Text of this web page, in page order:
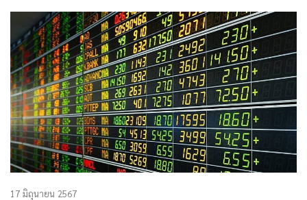
17 มิถุนายน 2567